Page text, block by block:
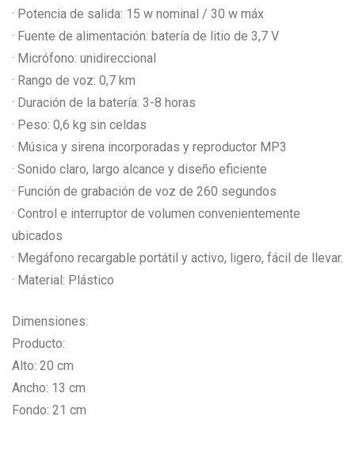
· Potencia de salida: 15 w nominal / 30 w máx
· Fuente de alimentación: batería de litio de 3,7 V
· Micrófono: unidireccional
· Rango de voz: 0,7 km
· Duración de la batería: 3-8 horas
· Peso: 0,6 kg sin celdas
· Música y sirena incorporadas y reproductor MP3
· Sonido claro, largo alcance y diseño eficiente
· Función de grabación de voz de 260 segundos
· Control e interruptor de volumen convenientemente
ubicados
· Megáfono recargable portátil y activo, ligero, fácil de llevar.
· Material: Plástico
Dimensiones:
Producto:
Alto: 20 cm
Ancho: 13 cm
Fondo: 21 cm